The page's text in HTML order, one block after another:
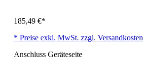
185,49 €*
* Preise exkl. MwSt. zzgl. Versandkosten
Anschluss Geräteseite